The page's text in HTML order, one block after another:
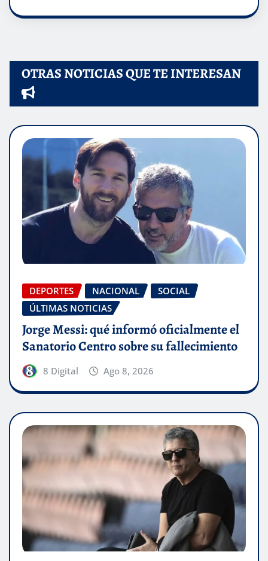
OTRAS NOTICIAS QUE TE INTERESAN
DEPORTES NACIONAL
SOCIAL
ÚLTIMAS NOTICIAS
Jorge Messi: qué informó oficialmente el
Sanatorio Centro sobre su fallecimiento
8 Digital Ago 8, 2026